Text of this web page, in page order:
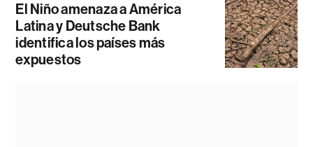
El Niño amenaza a América
Latina y Deutsche Bank
identifica los países más
expuestos